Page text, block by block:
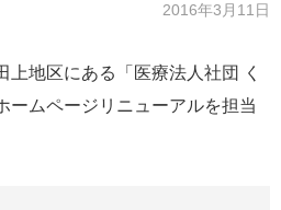
2016年3月11日
地区にある「医療法人社団 く
ームページリニューアルを担当